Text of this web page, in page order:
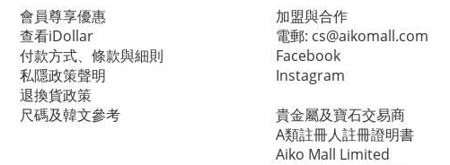
會員尊享優惠
查看iDollar
付款方式、條款與細則
私隱政策聲明
退換貨政策
尺碼及韓文參考
加盟與合作
電郵: cs@aikomall.com
Facebook
Instagram
貴金屬及寶石交易商
A類註冊人註冊證明書
Aiko Mall Limited